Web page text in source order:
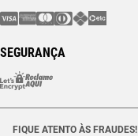
SEGURANÇA
FIQUE ATENTO ÀS FRAUDES!